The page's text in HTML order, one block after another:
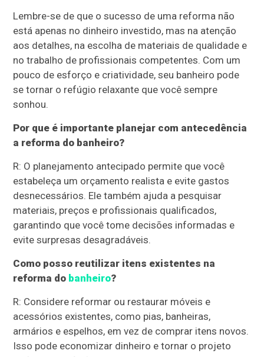
Lembre-se de que o sucesso de uma reforma não
está apenas no dinheiro investido, mas na atenção
aos detalhes, na escolha de materiais de qualidade e
no trabalho de profissionais competentes. Com um
pouco de esforço e criatividade, seu banheiro pode
se tornar o refúgio relaxante que você sempre
sonhou.
Por que é importante planejar com antecedência
a reforma do banheiro?
R: O planejamento antecipado permite que você
estabeleça um orçamento realista e evite gastos
desnecessários. Ele também ajuda a pesquisar
materiais, preços e profissionais qualificados,
garantindo que você tome decisões informadas e
evite surpresas desagradáveis.
Como posso reutilizar itens existentes na
reforma do banheiro?
R: Considere reformar ou restaurar móveis e
acessórios existentes, como pias, banheiras,
armários e espelhos, em vez de comprar itens novos.
Isso pode economizar dinheiro e tornar o projeto